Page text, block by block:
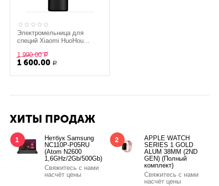
Электромельница для
специй Xiaomi HuoHou
1 990.00 Р
1 600.00 Р
ХИТЫ ПРОДАЖ
1
Нетбук Samsung
NC110P-P05RU
(Atom N2600
1,6GHz/2Gb/500Gb)
Свяжитесь с нами
насчёт цены
2
APPLE WATCH
SERIES 1 GOLD
ALUM 38MM (2ND
GEN) (Полный
комплект)
Свяжитесь с нами
насчёт цены